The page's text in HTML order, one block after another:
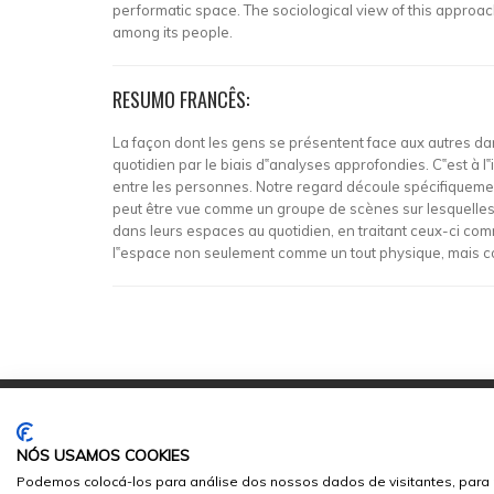
performatic space. The sociological view of this
among its people.
RESUMO FRANCÊS:
La façon dont les gens se présentent face aux autres
quotidien par le biais d‟analyses approfondies. C‟est
entre les personnes. Notre regard découle
peut être vue comme un groupe de scènes sur
dans leurs espaces au quotidien, en traitant ceux-ci
l‟espace non seulement comme un tout physique,
NÓS USAMOS COOKIES
Podemos colocá-los para análise dos nossos dados de visitantes,